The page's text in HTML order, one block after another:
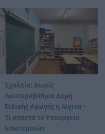
Σχολεία: Χωρίς
Δευτεροβάθμια Δομή
Ειδικής Αγωγής η Αίγινα –
Τι απαντά το Υπουργείο
Εσωτερικών